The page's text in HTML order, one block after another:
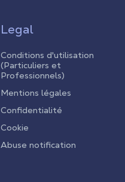
Legal
Conditions d'utilisation
(Particuliers et
Professionnels)
Mentions légales
Confidentialité
Cookie
Abuse notification